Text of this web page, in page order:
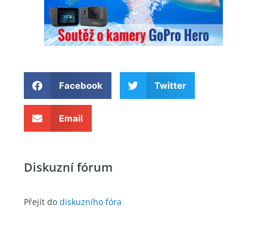
Facebook Twitter
Email
Diskuzní fórum
Přejít do diskuzního fóra